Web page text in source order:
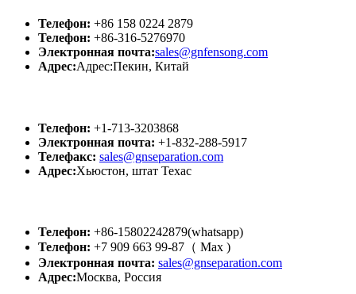
Телефон: +86 158 0224 2879
Телефон: +86-316-5276970
Электронная почта:sales@gnfensong.com
Адрес:Адрес:Пекин, Китай
Телефон: +1-713-3203868
Электронная почта: +1-832-288-5917
Телефакс: sales@gnseparation.com
Адрес:Хьюстон, штат Техас
Телефон: +86-15802242879(whatsapp)
Телефон: +7 909 663 99-87（ Мах )
Электронная почта: sales@gnseparation.com
Адрес:Москва, Россия